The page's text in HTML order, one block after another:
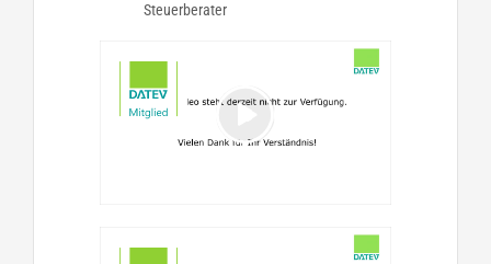
Steuerberater